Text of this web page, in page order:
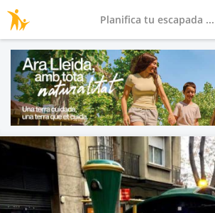
Planifica tu escapada ...